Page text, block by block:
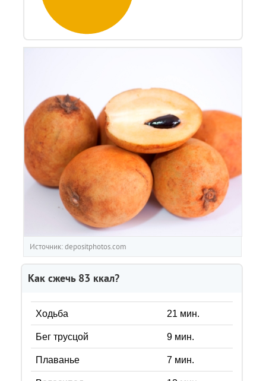
Источник: depositphotos.com
Как сжечь 83 ккал?
Ходьба 21 мин.
Бег трусцой 9мин.
Плаванье 7мин.